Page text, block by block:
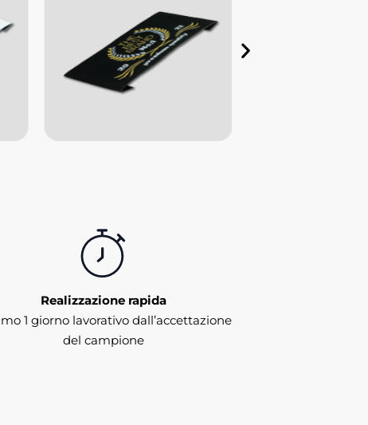
Realizzazione rapida
1 giorno lavorativo dall’accettazione
del campione